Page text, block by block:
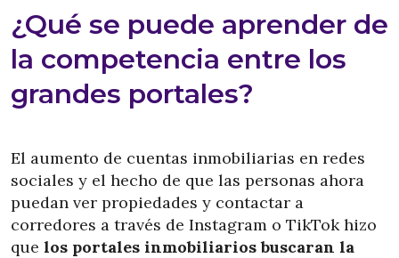
¿Qué se puede aprender de
la competencia entre los
grandes portales?
El aumento de cuentas inmobiliarias en redes
sociales y el hecho de que las personas ahora
puedan ver propiedades y contactar a
corredores a través de Instagram o TikTok hizo
que los portales inmobiliarios buscaran la